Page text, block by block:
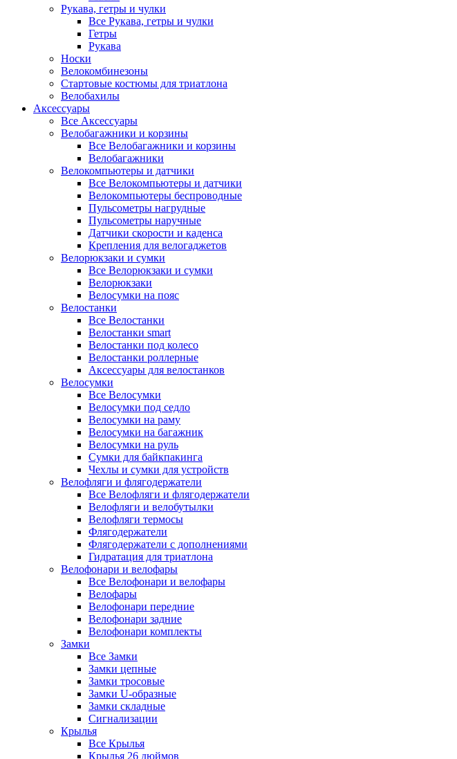
Рукава, гетры и чулки
Все Рукава, гетры и чулки
Гетры
Рукава
Носки
Велокомбинезоны
Стартовые костюмы для триатлона
Велобахилы
Аксессуары
Все Аксессуары
Велобагажники и корзины
Все Велобагажники и корзины
Велобагажники
Велокомпьютеры и датчики
Все Велокомпьютеры и датчики
Велокомпьютеры беспроводные
Пульсометры нагрудные
Пульсометры наручные
Датчики скорости и каденса
Крепления для велогаджетов
Велорюкзаки и сумки
Все Велорюкзаки и сумки
Велорюкзаки
Велосумки на пояс
Велостанки
Все Велостанки
Велостанки smart
Велостанки под колесо
Велостанки роллерные
Аксессуары для велостанков
Велосумки
Все Велосумки
Велосумки под седло
Велосумки на раму
Велосумки на багажник
Велосумки на руль
Сумки для байкпакинга
Чехлы и сумки для устройств
Велофляги и флягодержатели
Все Велофляги и флягодержатели
Велофляги и велобутылки
Велофляги термосы
Флягодержатели
Флягодержатели с дополнениями
Гидратация для триатлона
Велофонари и велофары
Все Велофонари и велофары
Велофары
Велофонари передние
Велофонари задние
Велофонари комплекты
Замки
Все Замки
Замки цепные
Замки тросовые
Замки U-образные
Замки складные
Сигнализации
Крылья
Все Крылья
Крылья 26 дюймов